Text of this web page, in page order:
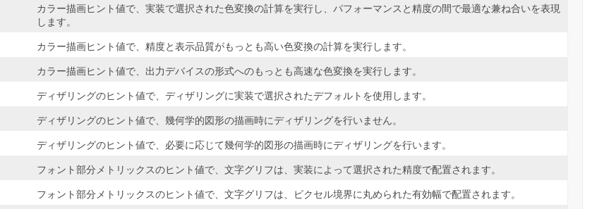
カラー描画ヒント値で、実装で選択された色変換の計算を実行し、パフォーマンスと精度の間で最適な兼ね合いを表現
します。
カラー描画ヒント値で、精度と表示品質がもっとも高い色変換の計算を実行します。
カラー描画ヒント値で、出力デバイスの形式へのもっとも高速な色変換を実行します。
ディザリングのヒント値で、ディザリングに実装で選択されたデフォルトを使用します。
ディザリングのヒント値で、幾何学的図形の描画時にディザリングを行いません。
ディザリングのヒント値で、必要に応じて幾何学的図形の描画時にディザリングを行います。
フォント部分メトリックスのヒント値で、文字グリフは、実装によって選択された精度で配置されます。
フォント部分メトリックスのヒント値で、文字グリフは、ピクセル境界に丸められた有効幅で配置されます。